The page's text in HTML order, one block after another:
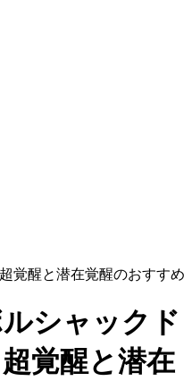
覚醒と潜在覚醒のおすすめ
ルシャックド
覚醒と潜在